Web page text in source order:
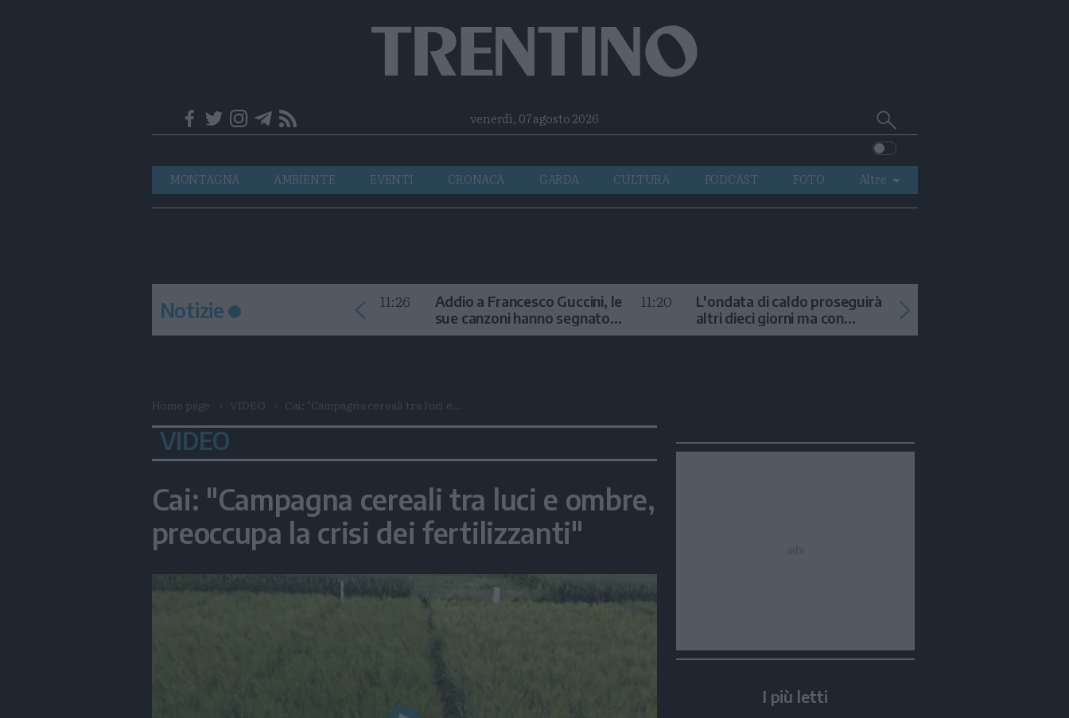
Telegram
RSSvenerdì, 07 agosto 2026 Cerca
su
Trentino
Navigazione
principale
MONTAGNA AMBIENTE EVENTI CRONACA GARDA CULTURA PODCAST FOTO
Altre
VIDEO
Notizie 11:26
Addio a Francesco Guccini, le
sue canzoni hanno segnato
la storia
11:20
L'ondata di caldo proseguirà
altri dieci giorni ma con
temporali
Home page VIDEO Cai: "Campagna cereali tra luci e...
VIDEO
Cai: "Campagna cereali tra luci e ombre,
preoccupa la crisi dei fertilizzanti"
I più letti